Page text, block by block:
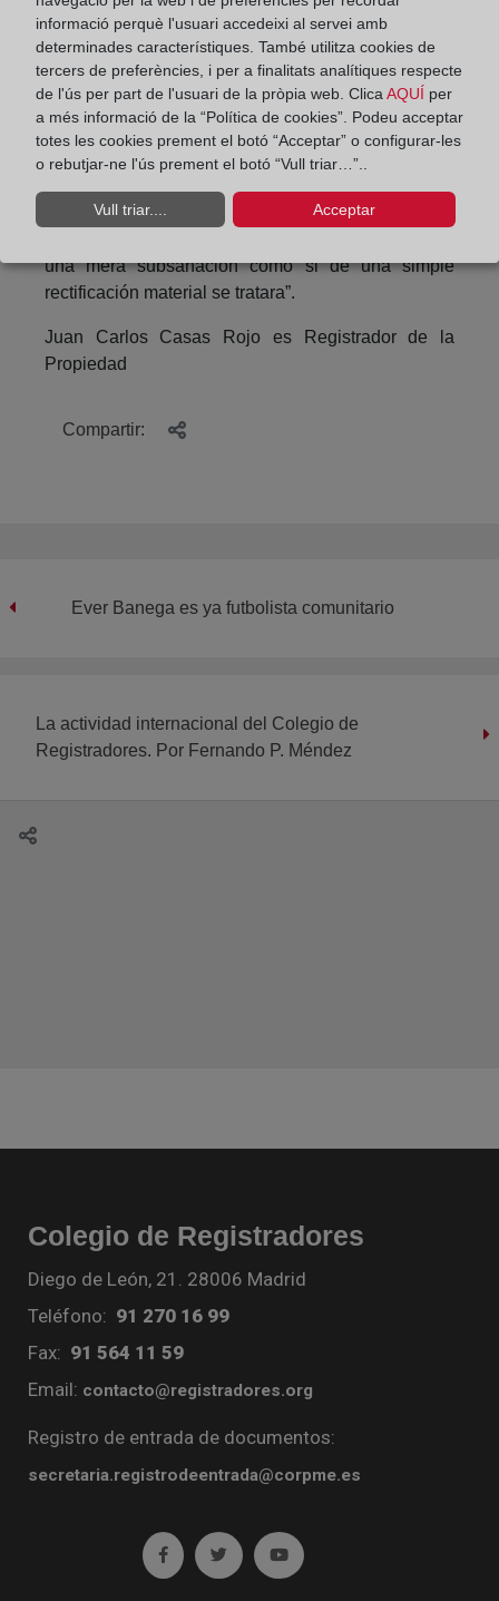
como si se tratara de un error del título o de la
inscripción, cuando no se trata ni de uno ni de otro
caso, sino de un error de consentimiento de los
otorgantes”; y la Resolución de 30 de mayo de
2014, según la cual, “en cuanto alteraría las reglas
generales de formalización de los contratos e
derechos reales en ellos formalizados no cabe
una mera subsanación como si de una simple
rectificación material se tratara”.
Juan Carlos Casas Rojo es Registrador de la
Propiedad
Compartir:
Ever Banega es ya futbolista comunitario
La actividad internacional del Colegio de
Registradores. Por Fernando P. Méndez
Colegio de Registradores
Diego de León, 21. 28006 Madrid
Teléfono: 91 270 16 99
Fax: 91 564 11 59
Email: contacto@registradores.org
Registro de entrada de documentos:
secretaria.registrodeentrada@corpme.es
Ir a facebook (abre en ventana nueva)
Ir a twitter (abre en ventana nueva)
Ir a YouTube (abre en
informació perquè l'usuari accedeixi al servei amb
determinades característiques. També utilitza cookies de
tercers de preferències, i per a finalitats analítiques respecte
de l'ús per part de l'usuari de la pròpia web. ClicaAQUÍ per
a més informació de la “Política de cookies”. Podeu acceptar
totes les cookies prement el botó “Acceptar” o configurar-les
o rebutjar-ne l'ús prement el botó “Vull triar…”..
Vull triar.... Acceptar